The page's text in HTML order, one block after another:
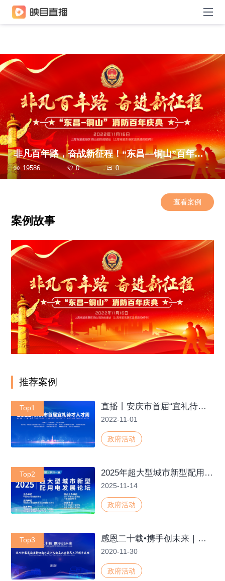
非凡百年路，奋战新征程！“东昌—铜山”百年庆典活动
19586 0 0
案例故事
查看案例
推荐案例
Top1 直播丨安庆市首届“宜礼待才”人才周-凤凰网安徽
2022-11-01
政府活动
Top2 2025年超大型城市新型配用电发展论坛
2025-11-14
政府活动
Top3 感恩二十载•携手创未来｜深圳市集装箱运输协会六届二次会员大会暨成立20周年庆典
2020-11-30
政府活动